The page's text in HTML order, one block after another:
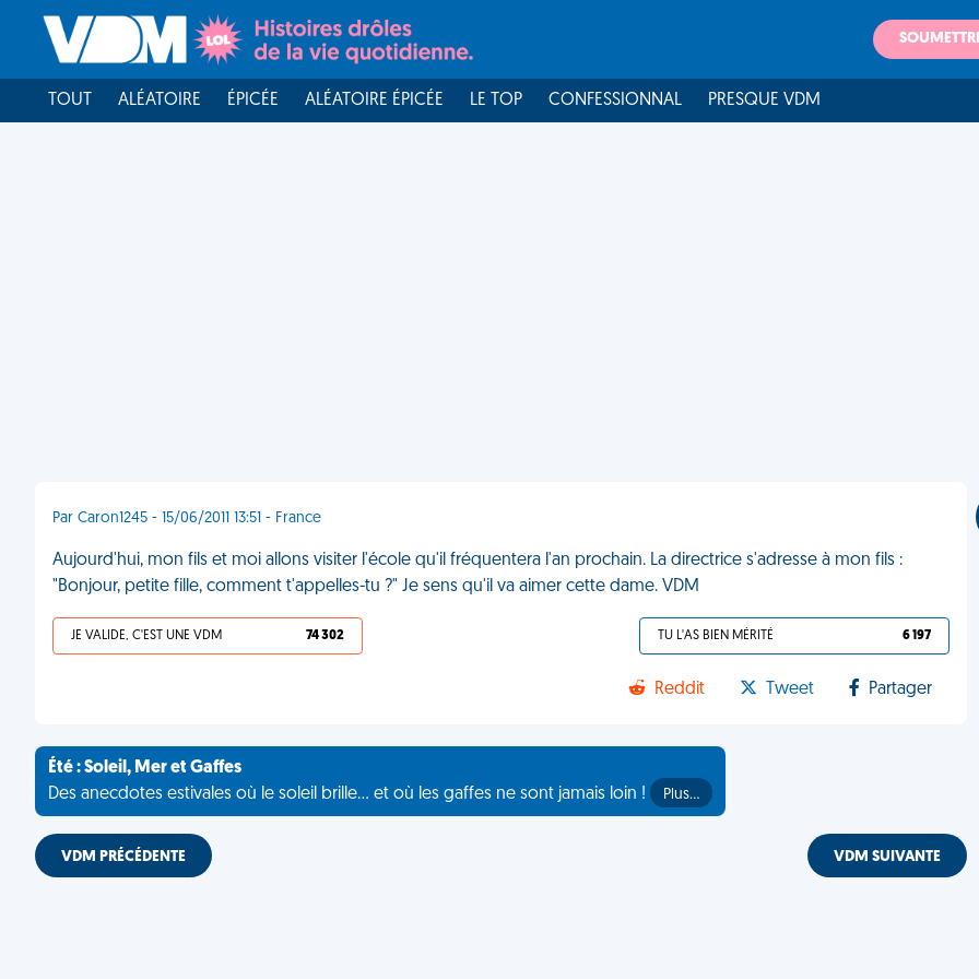
TOUT ALÉATOIRE ÉPICÉE ALÉATOIRE ÉPICÉE LE TOP CONFESSIONNAL PRESQUE VDM
Par Caron1245 - 15/06/2011 13:51 - France
Aujourd'hui, mon fils et moi allons visiter l'école qu'il fréquentera l'an prochain. La directrice s'adresse à mon fils :
"Bonjour, petite fille, comment t'appelles-tu ?" Je sens qu'il va aimer cette dame. VDM
JE VALIDE, C'EST UNE VDM 74 302 TU L'AS BIEN MÉRITÉ 6 197
Reddit Tweet Partager
Été : Soleil, Mer et Gaffes
Des anecdotes estivales où le soleil brille... et où les gaffes ne sont jamais loin !
Plus…
VDM PRÉCÉDENTE VDM SUIVANTE